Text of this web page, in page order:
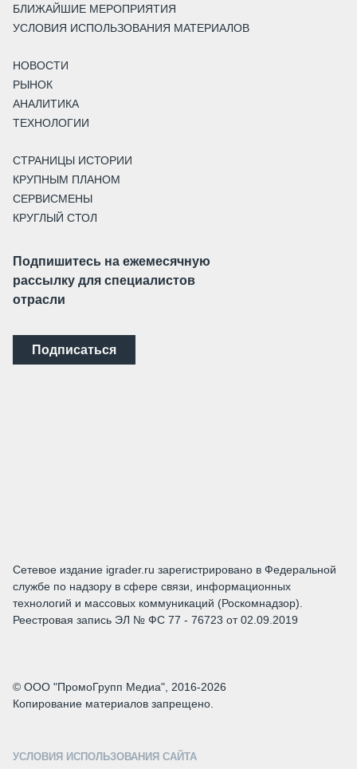
БЛИЖАЙШИЕ МЕРОПРИЯТИЯ
УСЛОВИЯ ИСПОЛЬЗОВАНИЯ МАТЕРИАЛОВ
НОВОСТИ
РЫНОК
АНАЛИТИКА
ТЕХНОЛОГИИ
СТРАНИЦЫ ИСТОРИИ
КРУПНЫМ ПЛАНОМ
СЕРВИСМЕНЫ
КРУГЛЫЙ СТОЛ
Подпишитесь на ежемесячную
рассылку для специалистов
отрасли
Подписаться
Сетевое издание igrader.ru зарегистрировано в Федеральной
службе по надзору в сфере связи, информационных
технологий и массовых коммуникаций (Роскомнадзор).
Реестровая запись ЭЛ № ФС 77 - 76723 от 02.09.2019
© ООО "ПромоГрупп Медиа", 2016-2026
Копирование материалов запрещено.
УСЛОВИЯ ИСПОЛЬЗОВАНИЯ САЙТА